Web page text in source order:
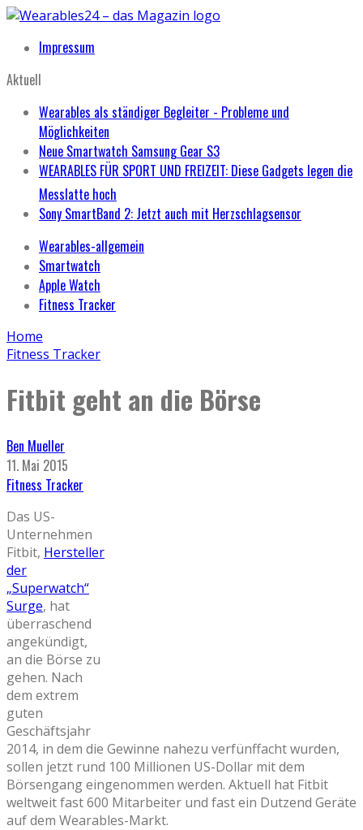
Impressum
Aktuell
Wearables als ständiger Begleiter - Probleme und
Möglichkeiten
Neue Smartwatch Samsung Gear S3
WEARABLES FÜR SPORT UND FREIZEIT: Diese Gadgets legen die
Messlatte hoch
Sony SmartBand 2: Jetzt auch mit Herzschlagsensor
Wearables-allgemein
Smartwatch
Apple Watch
Fitness Tracker
Home
Fitness Tracker
Fitbit geht an die Börse
Ben Mueller
11. Mai 2015
Fitness Tracker
Das US-
Unternehmen
Fitbit, Hersteller
der
„Superwatch“
Surge, hat
überraschend
angekündigt,
an die Börse zu
gehen. Nach
dem extrem
guten
Geschäftsjahr
2014, in dem die Gewinne nahezu verfünffacht wurden,
sollen jetzt rund 100 Millionen US-Dollar mit dem
Börsengang eingenommen werden. Aktuell hat Fitbit
weltweit fast 600 Mitarbeiter und fast ein Dutzend Geräte
auf dem Wearables-Markt.